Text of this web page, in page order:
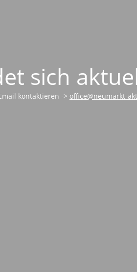
sich
kontaktieren -> office@neumarkt-